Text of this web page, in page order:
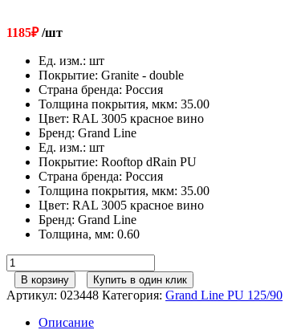
1185₽/шт
Ед. изм.: шт
Покрытие: Granite - double
Страна бренда: Россия
Толщина покрытия, мкм: 35.00
Цвет: RAL 3005 красное вино
Бренд: Grand Line
Ед. изм.: шт
Покрытие: Rooftop dRain PU
Страна бренда: Россия
Толщина покрытия, мкм: 35.00
Цвет: RAL 3005 красное вино
Бренд: Grand Line
Толщина, мм: 0.60
Количество
товара
Угол
желоба
внутренний
В корзину Купить в один клик
Артикул: 023448 Категория: Grand Line РU 125/90
Описание